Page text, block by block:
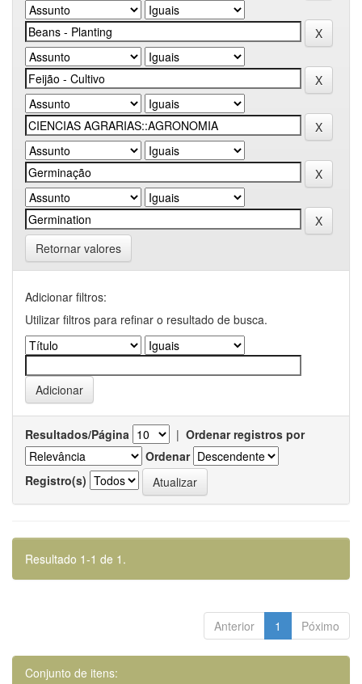
Retornar valores
Adicionar filtros:
Utilizar filtros para refinar o resultado de busca.
Resultados/Página | Ordenar registros por
Ordenar
Registro(s)
Resultado 1-1 de 1.
Anterior 1 Póximo
Conjunto de itens: